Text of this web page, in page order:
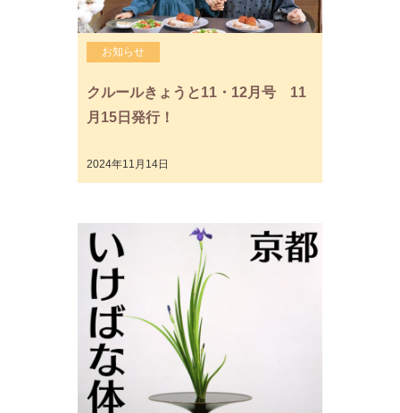
お知らせ
クルールきょうと11・12月号 11
月15日発行！
2024年11月14日